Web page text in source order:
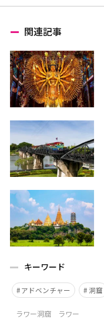
関連記事
キーワード
アドベンチャー 洞窟
ラワー洞窟 ラワー